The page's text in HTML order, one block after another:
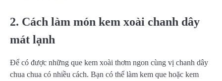
2. Cách làm món kem xoài chanh dây
mát lạnh
Để có được những que kem xoài thơm ngon cùng vị chanh dây
chua chua có nhiều cách. Bạn có thể làm kem que hoặc kem